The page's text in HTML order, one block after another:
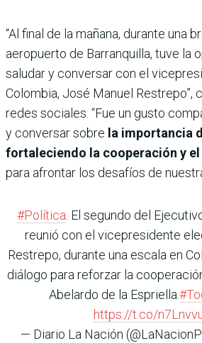
“Al final de la mañana, durante una
aeropuerto de Barranquilla, tuve la
saludar y conversar con el
Colombia, José Manuel Restrepo”,
redes sociales. “Fue un gusto
y conversar sobre la importancia
fortaleciendo la cooperación y
para afrontar los desafíos de
#Política. El segundo del
reunió con el vicepresidente
Restrepo, durante una escala en
diálogo para reforzar la
Abelardo de la Espriella.
https://t.co/
— Diario La Nación